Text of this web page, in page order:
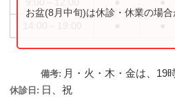
お盆(8月中旬)は休診・休業の場
備考: 月・火・木・金は、19
休診日: 日、祝